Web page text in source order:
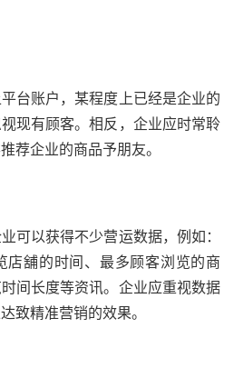
台账户，某程度上已经是企业的
现有顾客。相反，企业应时常聆
荐企业的商品予朋友。
可以获得不少营运数据，例如：
店舖的时间、最多顾客浏览的商
间长度等资讯。企业应重视数据
致精准营销的效果。